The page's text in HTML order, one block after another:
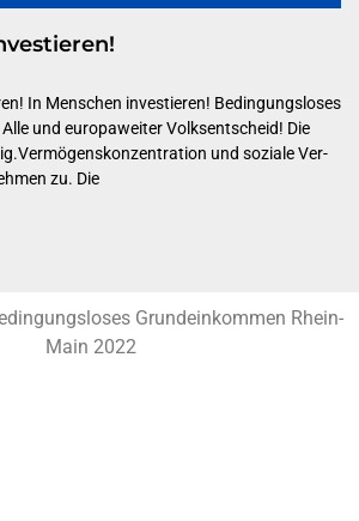
In Menschen investieren! Bedingungsloses
und europaweiter Volksentscheid! Die
und soziale Ver­
zu. Die
Grundeinkommen Rhein-
Main 2022